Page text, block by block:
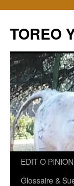
TOREO
Aller
EDIT O PINION
Glossaire &